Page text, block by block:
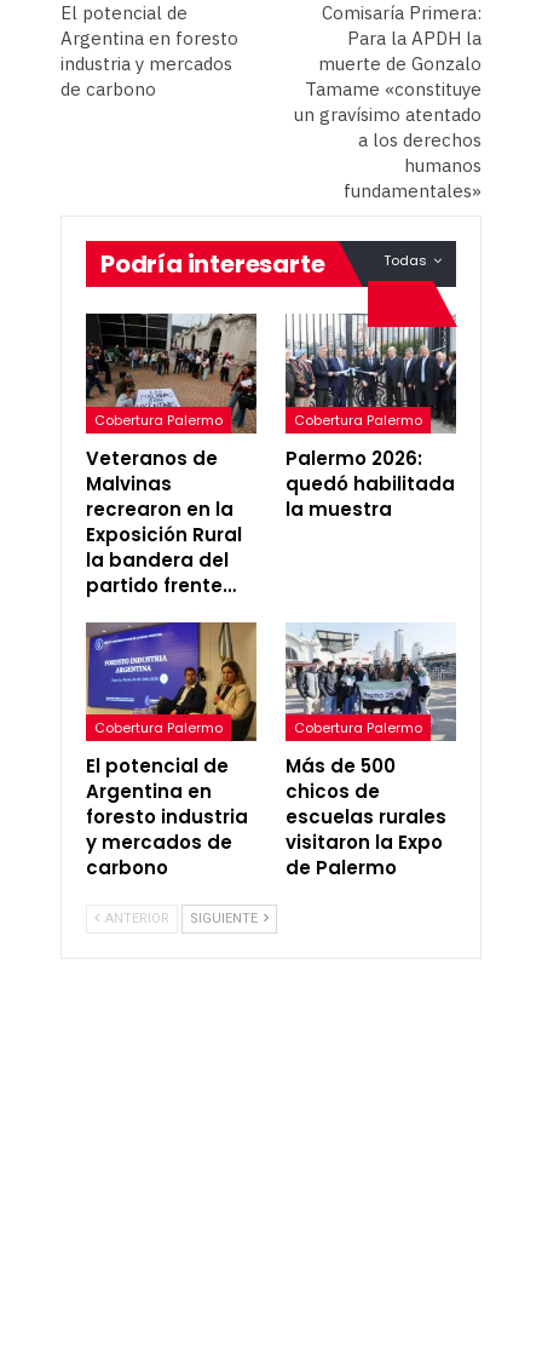
El potencial de
Argentina en foresto
industria y mercados
de carbono
Comisaría Primera:
Para la APDH la
muerte de Gonzalo
Tamame «constituye
un gravísimo atentado
a los derechos
humanos
fundamentales»
Todas
Podría interesarte
Cobertura Palermo
Veteranos de
Malvinas
recrearon en la
Exposición Rural
la bandera del
partido frente…
Cobertura Palermo
Palermo 2026:
quedó habilitada
la muestra
Cobertura Palermo
El potencial de
Argentina en
foresto industria
y mercados de
carbono
Cobertura Palermo
Más de 500
chicos de
escuelas rurales
visitaron la Expo
de Palermo
ANTERIOR SIGUIENTE